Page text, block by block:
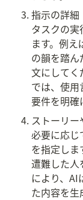
指示の詳細
タスクの
ます。例
の韻を踏
文にしてく
では、使
要件を明確
ストーリー
必要に応じ
を指定しま
遭難した人
により、AI
た内容を生